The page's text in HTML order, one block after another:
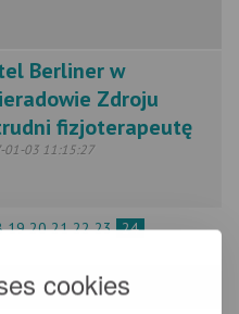
cookies
Berliner w
Zdroju
fizjoterapeutę
01-03 11:15:27
19 20 21 22 23 24